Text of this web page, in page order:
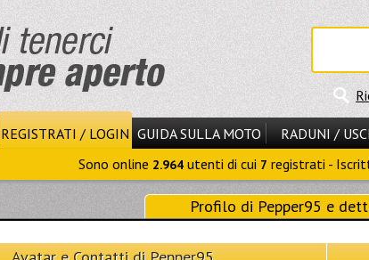
REGISTRATI / LOGIN GUIDA SULLA MOTO RADUNI /
Sono online 2.964 utenti di cui 7 registrati -
Profilo di Pepper95 e